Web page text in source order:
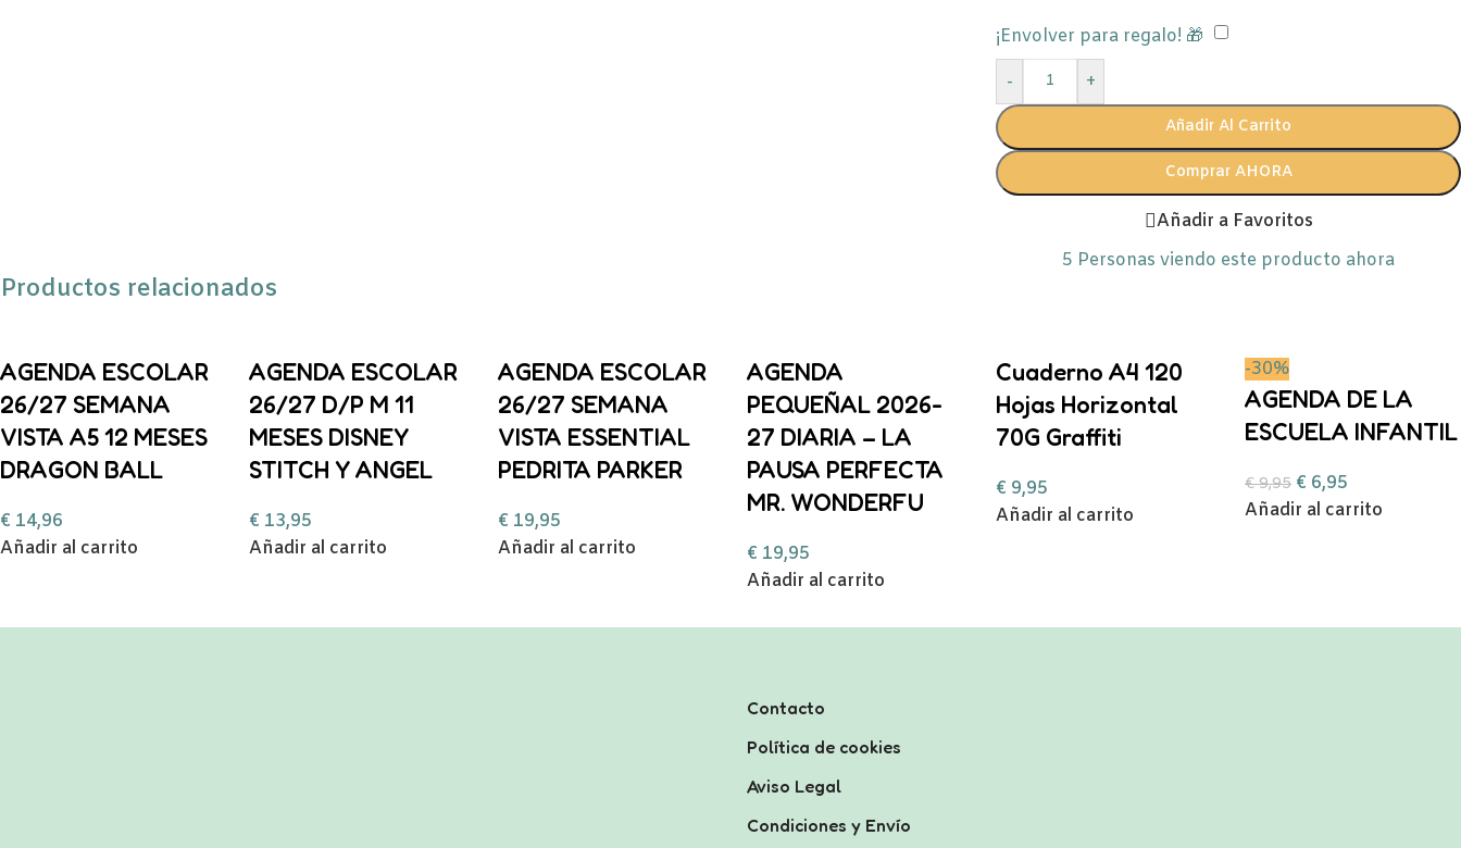
¡Envolver para regalo! 🎁
-
+
Añadir Al Carrito
Comprar AHORA
Añadir a Favoritos
5 Personas viendo este producto ahora
Productos relacionados
AGENDA ESCOLAR
26/27 SEMANA
VISTA A5 12 MESES
DRAGON BALL
€ 14,96
Añadir al carrito
AGENDA ESCOLAR
26/27 D/P M 11
MESES DISNEY
STITCH Y ANGEL
€ 13,95
Añadir al carrito
AGENDA ESCOLAR
26/27 SEMANA
VISTA ESSENTIAL
PEDRITA PARKER
€ 19,95
Añadir al carrito
AGENDA
PEQUEÑAL 2026-
27 DIARIA – LA
PAUSA PERFECTA
MR. WONDERFU
€ 19,95
Añadir al carrito
Cuaderno A4 120
Hojas Horizontal
70G Graffiti
€ 9,95
Añadir al carrito
-30%
AGENDA DE LA
ESCUELA INFANTIL
€9,95 € 6,95
Añadir al carrito
Contacto
Política de cookies
Aviso Legal
Condiciones y Envío